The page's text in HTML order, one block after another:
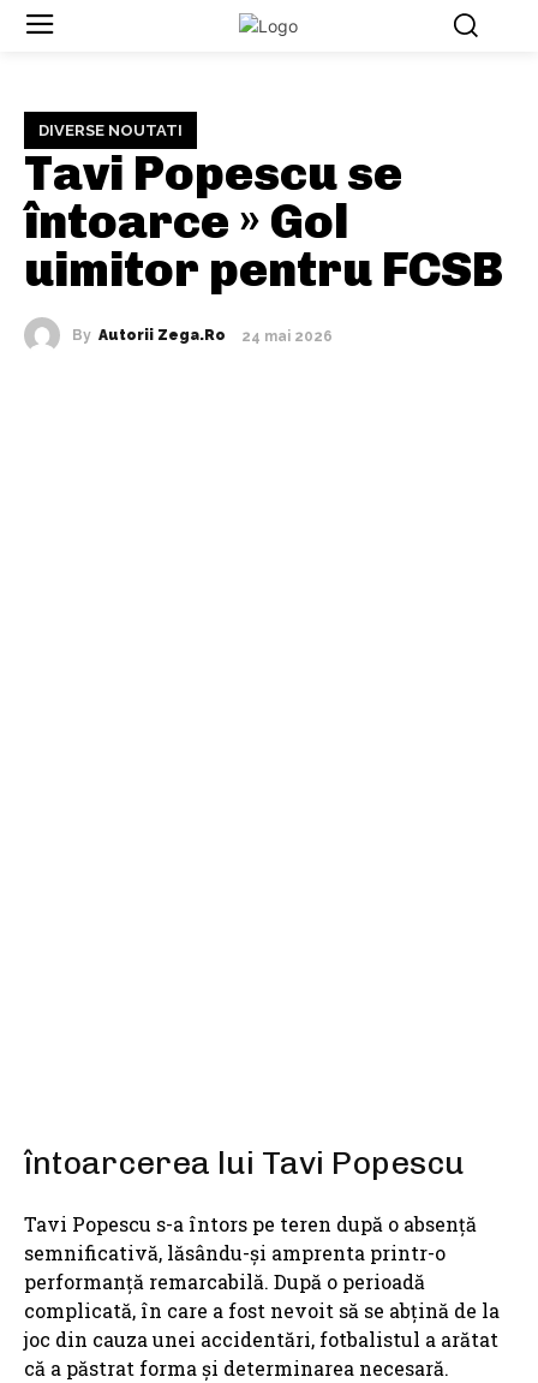
DIVERSE NOUTATI
Tavi Popescu se
întoarce » Gol
uimitor pentru FCSB
By Autorii Zega.ro 24 mai 2026
întoarcerea lui Tavi Popescu
Tavi Popescu s-a întors pe teren după o absență
semnificativă, lăsându-și amprenta printr-o
performanță remarcabilă. După o perioadă
complicată, în care a fost nevoit să se abțină de la
joc din cauza unei accidentări, fotbalistul a arătat
că a păstrat forma și determinarea necesară.